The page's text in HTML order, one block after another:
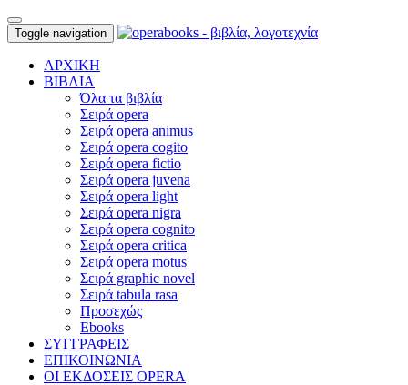
Toggle navigation
ΑΡΧΙΚΗ
ΒΙΒΛΙΑ
Όλα τα βιβλία
Σειρά opera
Σειρά opera animus
Σειρά opera cogito
Σειρά opera fictio
Σειρά opera juvena
Σειρά opera light
Σειρά opera nigra
Σειρά opera cognito
Σειρά opera critica
Σειρά opera motus
Σειρά graphic novel
Σειρά tabula rasa
Προσεχώς
Ebooks
ΣΥΓΓΡΑΦΕΙΣ
ΕΠΙΚΟΙΝΩΝΙΑ
ΟΙ ΕΚΔΟΣΕΙΣ OPERA